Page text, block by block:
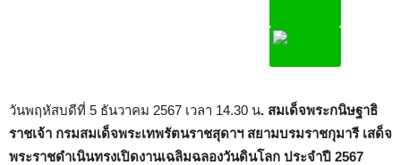
วันพฤหัสบดีที่ 5 ธันวาคม 2567 เวลา 14.30 น. สมเด็จพระกนิษฐาธิ
ราชเจ้า กรมสมเด็จพระเทพรัตนราชสุดาฯ สยามบรมราชกุมารี เสด็จ
พระราชดำเนินทรงเปิดงานเฉลิมฉลองวันดินโลก ประจำปี 2567